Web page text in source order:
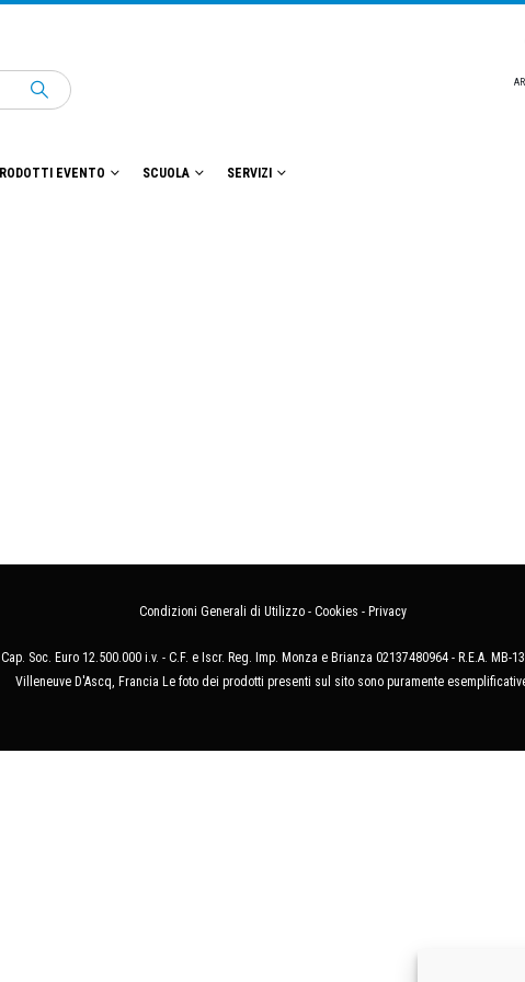
EVENTO SCUOLA SERVIZI
Condizioni Generali di Utilizzo - Cookies - Privacy
Soc. Euro 12.500.000 i.v. - C.F. e Iscr. Reg. Imp. Monza e Brianza 02137480964 - R.E.A. MB-
Villeneuve D'Ascq, Francia Le foto dei prodotti presenti sul sito sono puramente